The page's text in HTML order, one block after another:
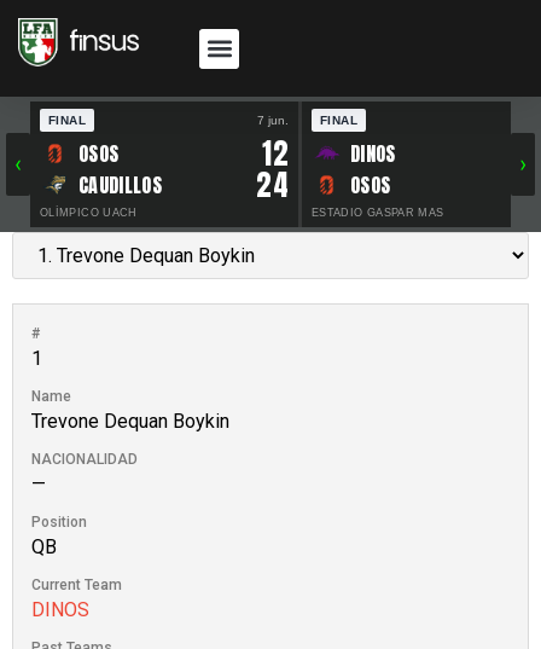
‹
FINAL 7 jun.
OSOS 12
CAUDILLOS 24
OLÍMPICO UACH
FINAL
DINOS
OSOS
ESTADIO GASPAR MAS
›
#
1
Name
Trevone Dequan Boykin
NACIONALIDAD
—
Position
QB
Current Team
DINOS